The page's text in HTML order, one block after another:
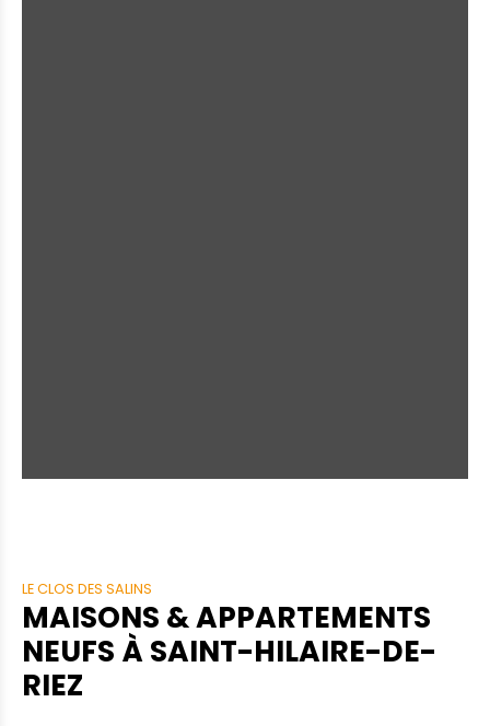
LE CLOS DES SALINS
MAISONS & APPARTEMENTS
NEUFS À SAINT-HILAIRE-DE-
RIEZ